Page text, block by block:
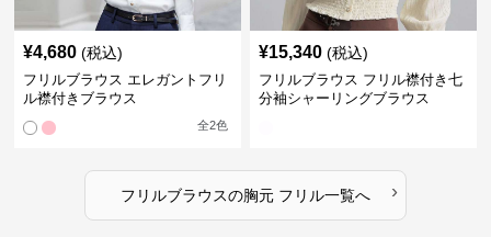
¥4,680 (税込)
フリルブラウス エレガントフリ
ル襟付きブラウス
全2色
¥15,340 (税込)
フリルブラウス フリル襟付き七
分袖シャーリングブラウス
フリルブラウスの胸元 フリル一覧へ ›